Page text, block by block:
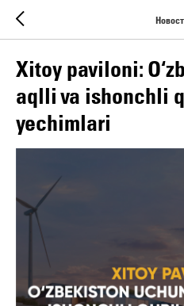
Xitoy paviloni:
aqlli va ishonchli
yechimlari